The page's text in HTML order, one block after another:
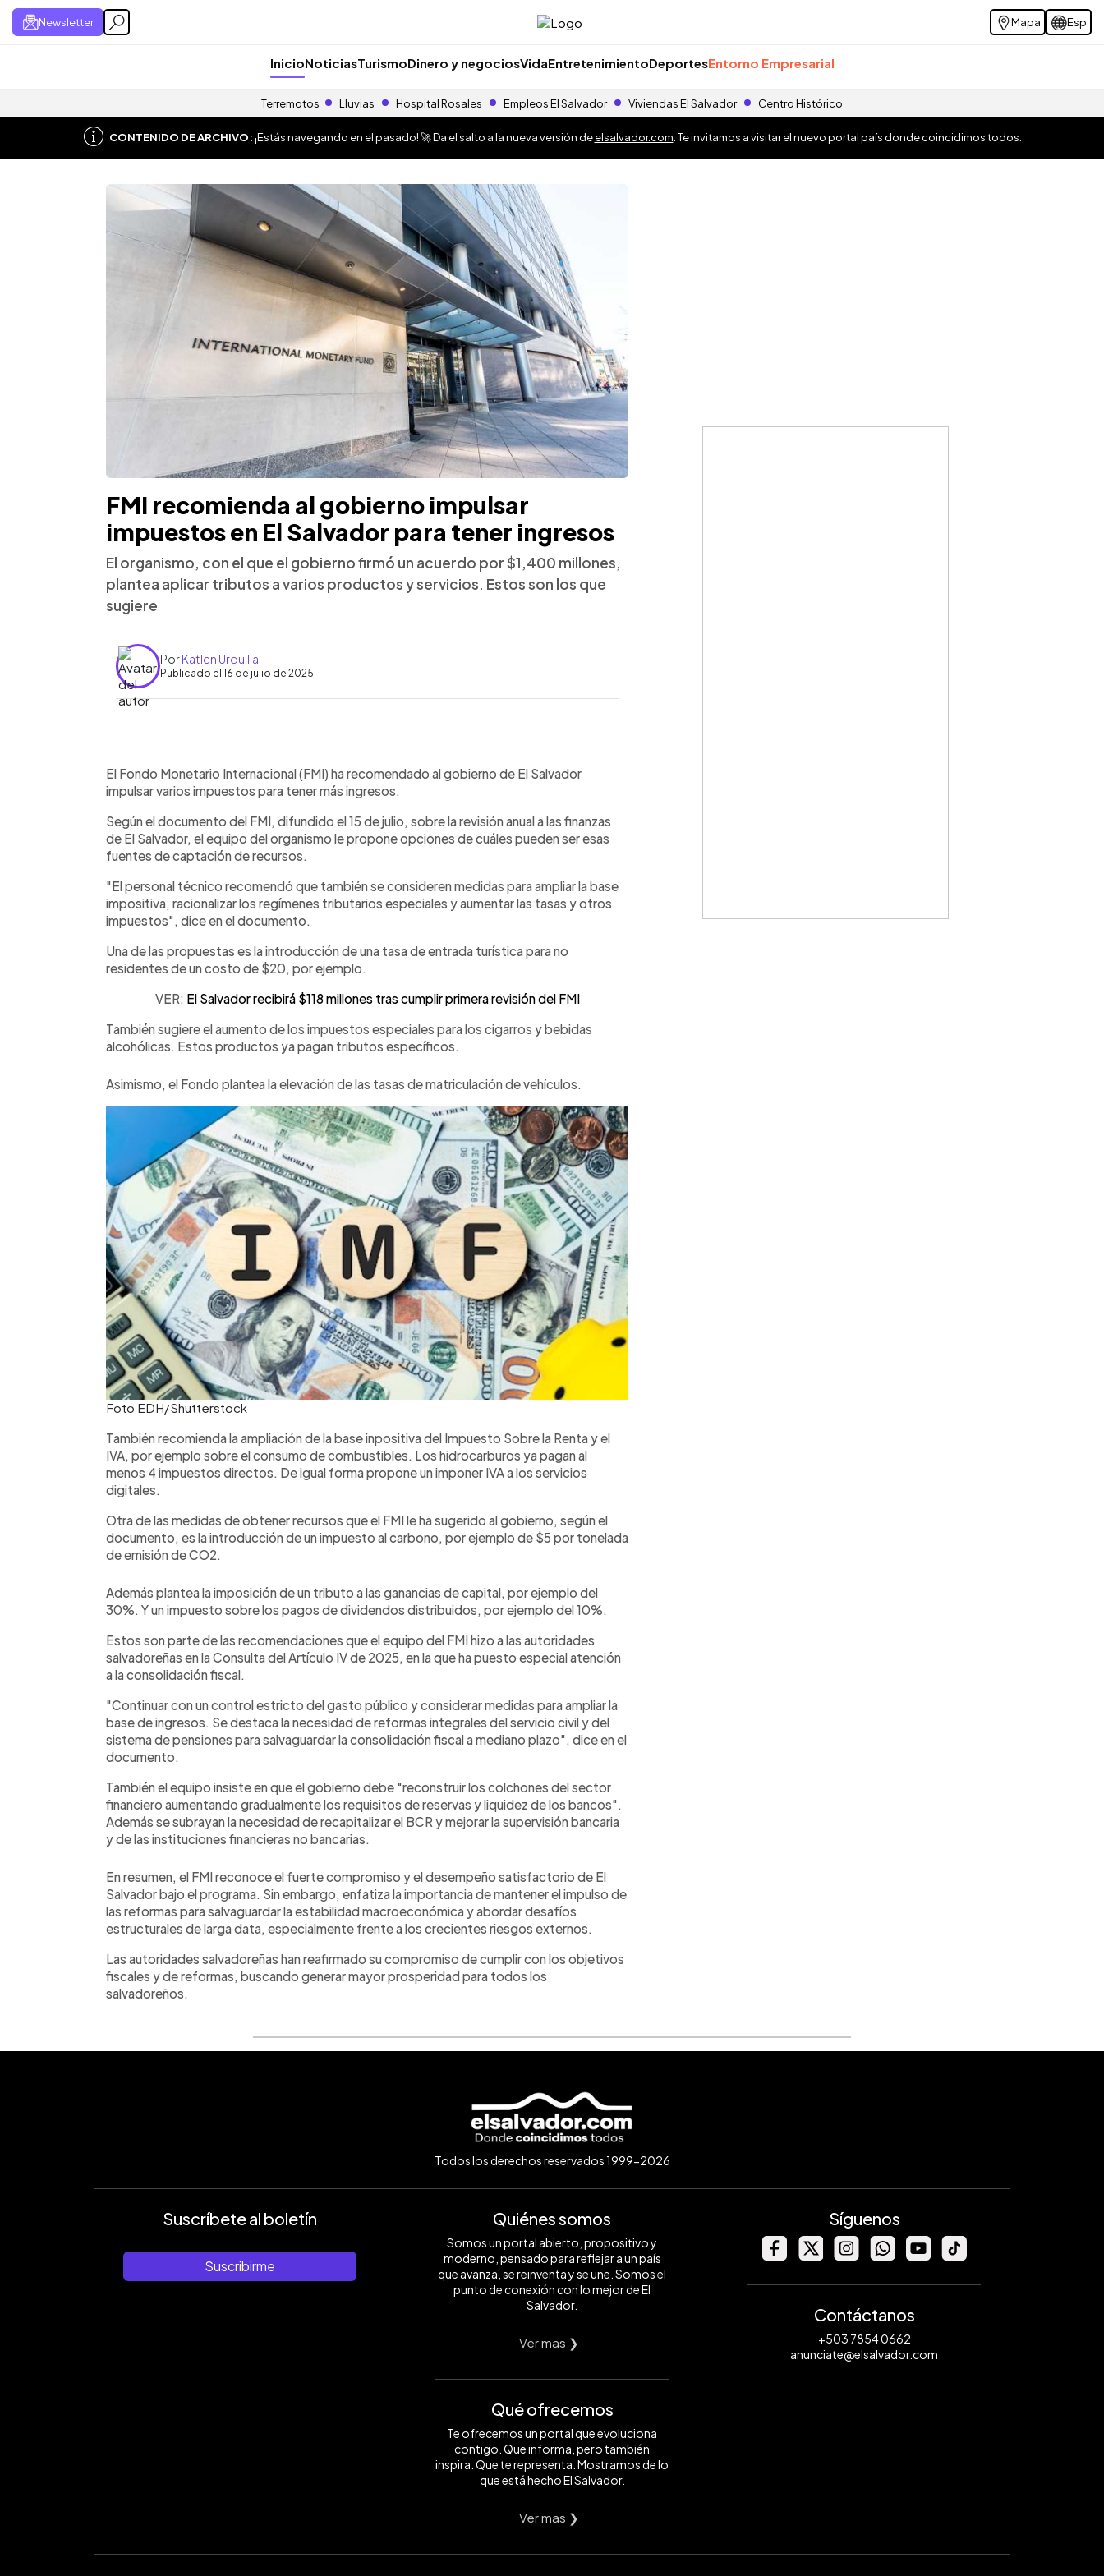
Newsletter Mapa Esp
InicioNoticiasTurismoDinero y negociosVidaEntretenimientoDeportesEntorno Empresarial
Terremotos Lluvias Hospital Rosales Empleos El Salvador Viviendas El Salvador Centro Histórico
CONTENIDO DE ARCHIVO:¡Estás navegando en el pasado! 🚀 Da el salto a la nueva versión deelsalvador.com . Te invitamos a visitar el nuevo portal país donde coincidimos todos.
FMI recomienda al gobierno impulsar
impuestos en El Salvador para tener ingresos
El organismo, con el que el gobierno firmó un acuerdo por $1,400 millones,
plantea aplicar tributos a varios productos y servicios. Estos son los que
sugiere
PorKatlen Urquilla
Publicado el 16 de julio de 2025
► Escuchar artículo
El Fondo Monetario Internacional (FMI) ha recomendado al gobierno de El Salvador
impulsar varios impuestos para tener más ingresos.
Según el documento del FMI, difundido el 15 de julio, sobre la revisión anual a las finanzas
de El Salvador, el equipo del organismo le propone opciones de cuáles pueden ser esas
fuentes de captación de recursos.
"El personal técnico recomendó que también se consideren medidas para ampliar la base
impositiva, racionalizar los regímenes tributarios especiales y aumentar las tasas y otros
impuestos", dice en el documento.
Una de las propuestas es la introducción de una tasa de entrada turística para no
residentes de un costo de $20, por ejemplo.
VER: El Salvador recibirá $118 millones tras cumplir primera revisión del FMI
También sugiere el aumento de los impuestos especiales para los cigarros y bebidas
alcohólicas. Estos productos ya pagan tributos específicos.
Asimismo, el Fondo plantea la elevación de las tasas de matriculación de vehículos.
Foto EDH/Shutterstock
También recomienda la ampliación de la base inpositiva del Impuesto Sobre la Renta y el
IVA, por ejemplo sobre el consumo de combustibles. Los hidrocarburos ya pagan al
menos 4 impuestos directos. De igual forma propone un imponer IVA a los servicios
digitales.
Otra de las medidas de obtener recursos que el FMI le ha sugerido al gobierno, según el
documento, es la introducción de un impuesto al carbono, por ejemplo de $5 por tonelada
de emisión de CO2.
Además plantea la imposición de un tributo a las ganancias de capital, por ejemplo del
30%. Y un impuesto sobre los pagos de dividendos distribuidos, por ejemplo del 10%.
Estos son parte de las recomendaciones que el equipo del FMI hizo a las autoridades
salvadoreñas en la Consulta del Artículo IV de 2025, en la que ha puesto especial atención
a la consolidación fiscal.
"Continuar con un control estricto del gasto público y considerar medidas para ampliar la
base de ingresos. Se destaca la necesidad de reformas integrales del servicio civil y del
sistema de pensiones para salvaguardar la consolidación fiscal a mediano plazo", dice en el
documento.
También el equipo insiste en que el gobierno debe "reconstruir los colchones del sector
financiero aumentando gradualmente los requisitos de reservas y liquidez de los bancos".
Además se subrayan la necesidad de recapitalizar el BCR y mejorar la supervisión bancaria
y de las instituciones financieras no bancarias.
En resumen, el FMI reconoce el fuerte compromiso y el desempeño satisfactorio de El
Salvador bajo el programa. Sin embargo, enfatiza la importancia de mantener el impulso de
las reformas para salvaguardar la estabilidad macroeconómica y abordar desafíos
estructurales de larga data, especialmente frente a los crecientes riesgos externos.
Las autoridades salvadoreñas han reafirmado su compromiso de cumplir con los objetivos
fiscales y de reformas, buscando generar mayor prosperidad para todos los
salvadoreños.
Todos los derechos reservados 1999-2026
Suscríbete al boletín
Suscribirme
Quiénes somos
Somos un portal abierto, propositivo y
moderno, pensado para reflejar a un país
que avanza, se reinventa y se une. Somos el
punto de conexión con lo mejor de El
Salvador.
Ver mas ❯
Qué ofrecemos
Te ofrecemos un portal que evoluciona
contigo. Que informa, pero también
inspira. Que te representa. Mostramos de lo
que está hecho El Salvador.
Ver mas ❯
Síguenos
Contáctanos
+503 7854 0662
anunciate@elsalvador.com